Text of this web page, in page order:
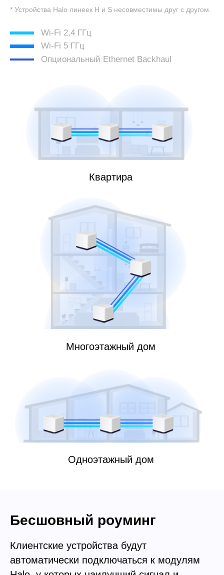
* Устройства Halo линеек H и S несовместимы друг с другом.
Квартира
Многоэтажный дом
Одноэтажный дом
Wi-Fi 2,4 ГГц
Wi-Fi 5 ГГц
Опциональный Ethernet Backhaul
Бесшовный роуминг
Клиентские устройства будут
автоматически подключаться к модулям